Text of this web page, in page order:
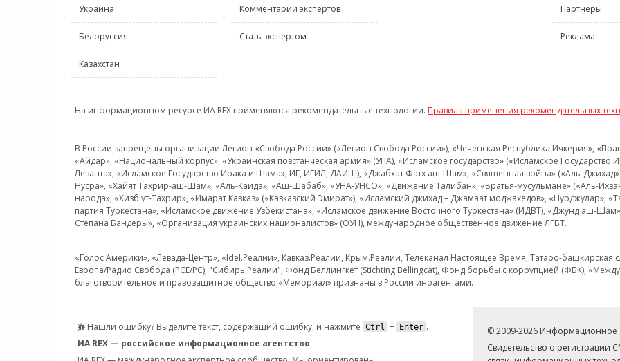
Украина
Белоруссия
Казахстан
Комментарии экспертов
Стать экспертом
Партнёры
Реклама
На информационном ресурсе ИА REX применяются рекомендательные технологии. Правила применения рекомендательных
В России запрещены организации Легион «Свобода России» («Легион Свобода России»), «Чеченская Республика Ичкерия»,
«Айдар», «Национальный корпус», «Украинская повстанческая армия» (УПА), «Исламское государство» («Исламское
Леванта», «Исламское Государство Ирака и Шама», ИГ, ИГИЛ, ДАИШ), «Джабхат Фатх аш-Шам», «Священная война» («Аль-Джихад»
Нусра», «Хайят Тахрир-аш-Шам», «Аль-Каида», «Аш-Шабаб», «УНА-УНСО», «Движение Талибан», «Братья-мусульмане» («Аль-
народа», «Хизб ут-Тахрир», «Имарат Кавказ» («Кавказский Эмират»), «Исламский джихад – Джамаат моджахедов», «Нурджулар»,
партия Туркестана», «Исламское движение Узбекистана», «Исламское движение Восточного Туркестана» (ИДВТ), «Джунд аш-
Степана Бандеры», «Организация украинских националистов» (ОУН), международное общественное движение ЛГБТ.
«Голос Америки», «Левада-Центр», «Idel.Реалии», Кавказ.Реалии, Крым.Реалии, Телеканал Настоящее Время, Татаро-
Европа/Радио Свобода (PCE/PC), "Сибирь.Реалии", Фонд Беллингкет (Stichting Bellingcat), Фонд борьбы с коррупцией (ФБК),
благотворительное и правозащитное общество «Мемориал» признаны в России иноагентами.
Нашли ошибку? Выделите текст, содержащий ошибку, и нажмите Ctrl + Enter .
ИА REX — российское информационное агентство
© 2009-2026 Информационное
Свидетельство о